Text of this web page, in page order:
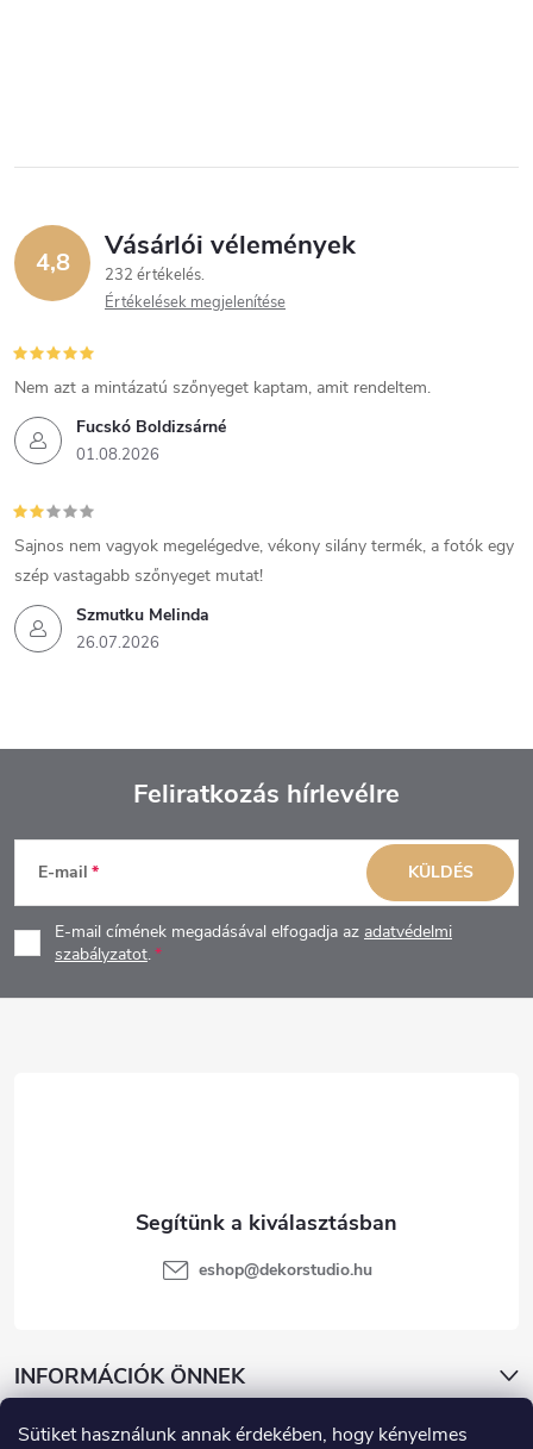
Sütiket használunk annak érdekében, hogy kényelmes
4,8 Vásárlói vélemények
232 értékelés
Értékelések megjelenítése
Fucskó Boldizsárné
01.08.2026
Nem azt a mintázatú szőnyeget kaptam, amit rendeltem.
Szmutku Melinda
26.07.2026
Sajnos nem vagyok megelégedve, vékony silány termék, a fotók egy
szép vastagabb szőnyeget mutat!
L
á
b
Feliratkozás hírlevélre
E-mail
E-mail címének megadásával elfogadja az adatvédelmi
szabályzatot.
KÜLDÉS
INFORMÁCIÓK ÖNNEK
KATEGÓRIÁK
eshop@dekorstudio.hu